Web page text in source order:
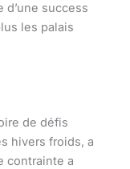
d’une success
les palais
de défis
hivers froids, a
contrainte a